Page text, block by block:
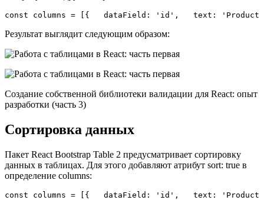
const columns = [{   dataField: 'id',   text:
Результат выглядит следующим образом:
Создание собственной библиотеки валидации для React: опыт
разработки (часть 3)
Сортировка данных
Пакет React Bootstrap Table 2 предусматривает сортировку
данных в таблицах. Для этого добавляют атрибут sort: true в
определение columns:
const columns = [{   dataField: 'id',   text: